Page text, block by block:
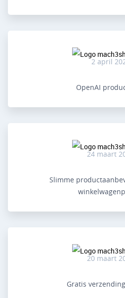
2 april
OpenAI
24 maart
Slimme
20 maart
Gratis